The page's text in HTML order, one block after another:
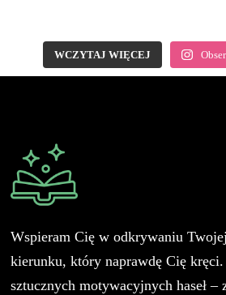
WCZYTAJ WIĘCEJ
Wspieram Cię w odkrywaniu
kierunku, który naprawdę Cię
sztucznych motywacyjnych haseł –